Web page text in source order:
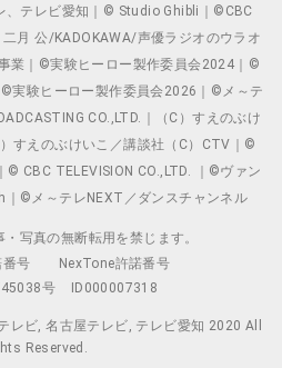
、テレビ愛知｜© Studio Ghibli｜©CBC
月 公/KADOKAWA/声優ラジオのウラオ
業｜©実験ヒーロー製作委員会2024｜©
実験ヒーロー製作委員会2026｜©メ～テ
CO.,LTD.｜（C）すえのぶけ
すえのぶけいこ／講談社（C）CTV｜©
© CBC TELEVISION CO.,LTD. ｜©ヴァン
©メ～テレNEXT／ダンスチャンネル
写真の無断転用を禁じます。
番号
NexTone許諾番号
号
ID000007318
レビ, 名古屋テレビ, テレビ愛知 2020 All
Reserved.